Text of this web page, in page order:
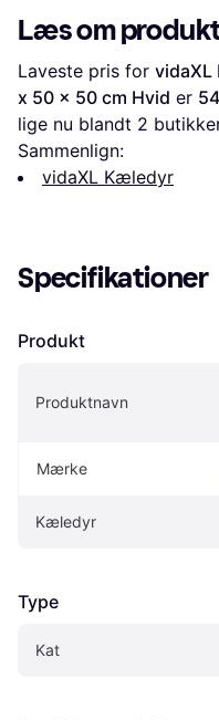
Læs om
Laveste pris for vidaXL
x 50 x 50 cm Hvid er
lige nu blandt 2
Sammenlign:
vidaXL Kæledyr
Specifikationer
Produkt
Produktnavn
Mærke
Kæledyr
Type
Kat